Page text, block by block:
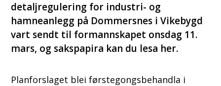
detaljregulering for industri- og
hamneanlegg på Dommersnes i Vikebygd
vart sendt til formannskapet onsdag 11.
mars, og sakspapira kan du lesa her.
Planforslaget blei førstegongsbehandla i